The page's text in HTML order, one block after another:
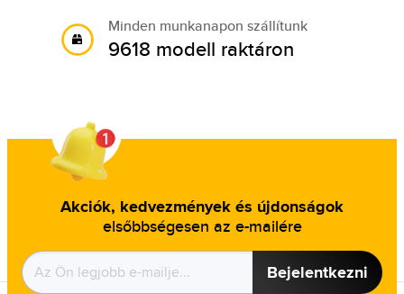
Minden munkanapon szállítunk
9618 modell raktáron
Akciók, kedvezmények és újdonságok
elsőbbségesen az e-mailére
Bejelentkezni